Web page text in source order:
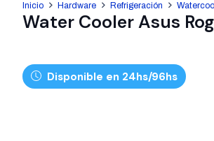
Inicio Hardware Refrigeración
Water Cooler Asus
Disponible en 24hs/96hs